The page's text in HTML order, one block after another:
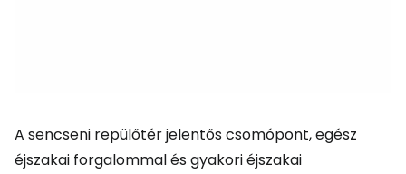
A sencseni repülőtér jelentős csomópont, egész
éjszakai forgalommal és gyakori éjszakai